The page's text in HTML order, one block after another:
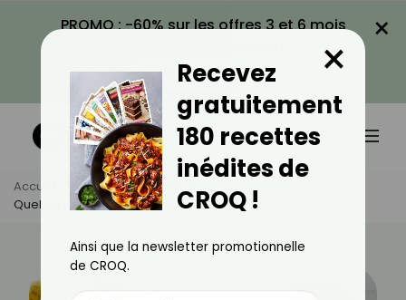
PROMO : -60% sur les offres 3 et 6 mois
VOIR LA PROMO
×
Accueil Actus
Minceur
Quel Est Le Meilleur Thé Pour Brûler Les Graisses ?
Recevez
gratuitement
180 recettes
inédites de
CROQ !
×
Ainsi que la newsletter promotionnelle
de CROQ.